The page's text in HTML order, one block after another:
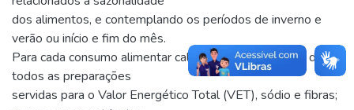
dos alimentos, e contemplando os períodos de inverno e
verão ou início e fim do mês.
Para cada consumo alimentar calculou-se o somatório de
todos as preparações
servidas para o Valor Energético Total (VET), sódio e fibras;